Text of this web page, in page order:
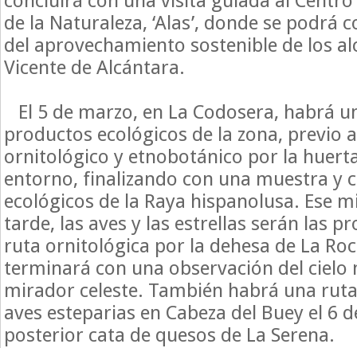
de la Naturaleza, ‘Alas’, donde se podrá
del aprovechamiento sostenible de los
Vicente de Alcántara.
El 5 de marzo, en La Codosera, habrá
productos ecológicos de la zona, previo
ornitológico y etnobotánico por la
entorno, finalizando con una muestra y
ecológicos de la Raya hispanolusa. Ese
tarde, las aves y las estrellas serán las
ruta ornitológica por la dehesa de La
terminará con una observación del cielo
mirador celeste. También habrá una
aves esteparias en Cabeza del Buey el 6
posterior cata de quesos de La Serena.